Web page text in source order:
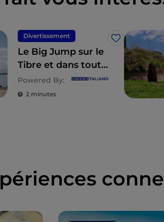
Divertissement
J’aime
Le Big Jump sur le
Tibre et dans toute
l'Europe
Powered By:
2 minutes